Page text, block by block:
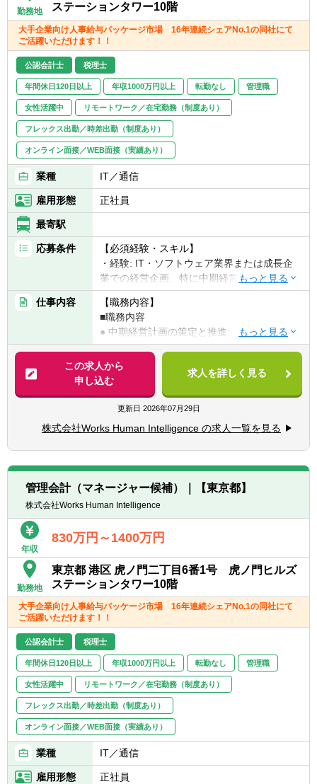
勤務地
ステーションタワー10階
大手企業向け人事給与パッケージ市場 16年連続シェアNo.1の同社にて
ご活躍いただけます！！
公認会計士 税理士
年間休日120日以上 年収1000万円以上 転勤なし 管理職
女性活躍中 リモートワーク／在宅勤務（制度あり）
フレックス出勤／時差出勤（制度あり）
オンライン面接／WEB面接（実績あり）
業種 IT／通信
雇用形態 正社員
最寄駅
応募条件
【必須経験・スキル】
・経験: IT・ソフトウェア業界または成長企
業での経営企画、特に中期経営計画や予算策
定の実務経験
・財務会計知識: 高度な会計・財務知識を有
し、P/L、B/S、C/Fを深く理解している方。
会計監査・コンサルティング等も含め、経
理部門との連携経験があれば尚可。
・プロセス構築・改善能力: 経営管理や業務
プロセスの設計・改善に関する実務経験、ま
たは強い意欲がある方。
・分析スキル: Excel(高度な関数、ピボットテ
ーブル)やBIツール(Tableau, Power BI等)を用
門横断的な調整力、経営層に対する優れたプ
レゼンテーション・ネゴシエーション能力。
・マインドセット: 主体的に業務を推進でき
るオーナーシップ、成果物に対する高い責任
意識と実行力。
＜以下のような方をお待ちしています＞
・主体性をもって、積極的且つ柔軟に業務に
取り組む姿勢のある方
・曖昧かつ不確実な環境の中でも、指示を待
つことなく、自ら考え行動し結果を出せる方
・未経験の事柄にも向上心をもって取り組む
姿勢のある方
仕事内容
【職務内容】
■職務内容
● 中期経営計画の策定と推進:
・全社レベルでの翌3年間の中期経営計画
策定プロセス全体を主導する。
・策定にあたり、各部門と連携し、中期経
営計画上の目標設定とアクションプランを構
築する。
● 月次・四半期見通し(予算・フォーキャス
ト)の作成と管理:
・月次/四半期ごとの業績見通し(フォーキ
ャスト)をタイムリーに作成し、CFO・財務
担当執行役員へ報告する
・報告した業績見通しを経理部門と連携
月次決算報告(予実差異分析・前年比較分析)
の資料作成を支援する
・経理部門が作成した月次決算報告を踏ま
えて、翌月/翌四半期のPL見通しへ反映す
る。
● 経理・販売管理部門・他部門との連携およ
びプロセス構築:
・経理部門・販売管理部門と密接に連携
し、実績データの早期把握、会計方針の確
認、予実分析の効率化を図る。
・営業・開発・導入・コンサルティング等
の他部門と連携し、予実分析の結果の共有を
タイムリーに実施し、事業計画の進捗把握及
びこれに対するアクションプラン構築を共に
実施する。
・経営管理に関わる業務フローやシステム
この求人から
申し込む
求人を詳しく見る
更新日 2026年07月29日
株式会社Works Human Intelligence の求人一覧を見る
管理会計（マネージャー候補）｜【東京都】
株式会社Works Human Intelligence
年収
830万円～1400万円
勤務地
東京都 港区 虎ノ門二丁目6番1号 虎ノ門ヒルズ
ステーションタワー10階
大手企業向け人事給与パッケージ市場 16年連続シェアNo.1の同社にて
ご活躍いただけます！！
公認会計士 税理士
年間休日120日以上 年収1000万円以上 転勤なし 管理職
女性活躍中 リモートワーク／在宅勤務（制度あり）
フレックス出勤／時差出勤（制度あり）
オンライン面接／WEB面接（実績あり）
業種 IT／通信
雇用形態 正社員